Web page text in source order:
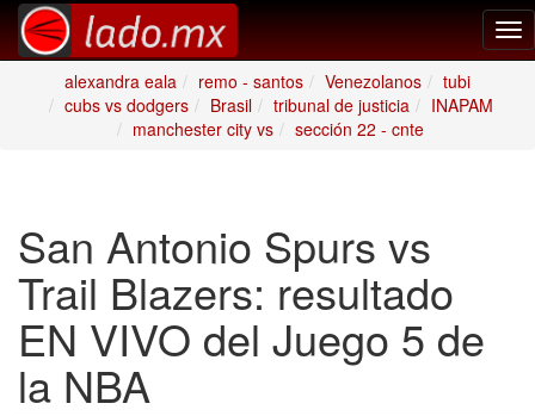
alexandra eala
remo - santos Venezolanos
tubi
cubs vs dodgers
Brasil tribunal de justicia
INAPAM
manchester city vs
sección 22 - cnte
San Antonio Spurs vs
Trail Blazers: resultado
EN VIVO del Juego 5 de
la NBA